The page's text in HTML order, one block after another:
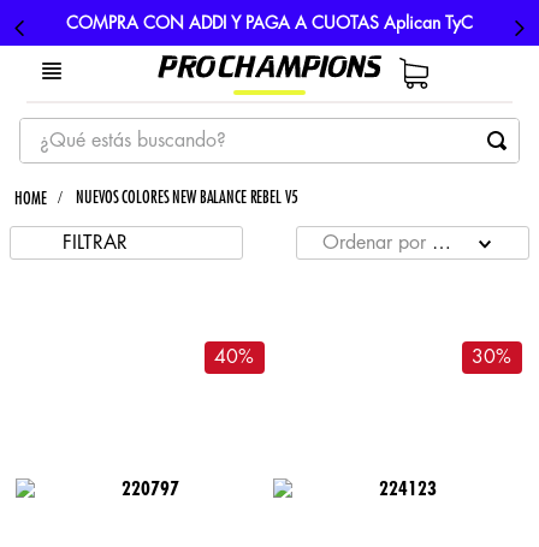
COMPRA CON ADDI Y PAGA A CUOTAS Aplican TyC
¿Qué estás buscando?
TÉRMINOS MÁS BUSCADOS
1. tenis
NUEVOS COLORES NEW BALANCE REBEL V5
FILTRAR Ordenar por MÁS
40% 30%